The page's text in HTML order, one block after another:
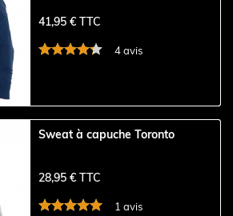
41,95 € TTC
4 avis
Sweat à capuche Toronto
28,95 € TTC
1 avis